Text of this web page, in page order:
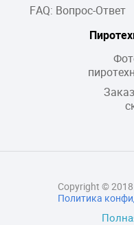
FAQ: Вопрос-Ответ
Copyright ©
Политика